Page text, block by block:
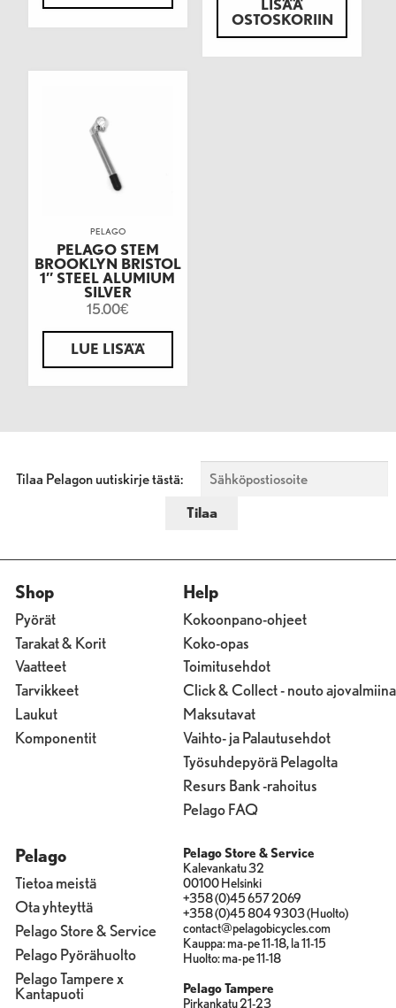
LISÄÄ
OSTOSKORIIN
PELAGO
PELAGO STEM
BROOKLYN BRISTOL
1″ STEEL ALUMIUM
SILVER
15.00€
LUE LISÄÄ
Tilaa Pelagon uutiskirje tästä:
Shop
Pyörät
Tarakat & Korit
Vaatteet
Tarvikkeet
Laukut
Komponentit
Help
Kokoonpano-ohjeet
Koko-opas
Toimitusehdot
Click & Collect - nouto ajovalmiina
Maksutavat
Vaihto- ja Palautusehdot
Työsuhdepyörä Pelagolta
Resurs Bank -rahoitus
Pelago FAQ
Pelago
Tietoa meistä
Ota yhteyttä
Pelago Store & Service
Pelago Pyörähuolto
Pelago Tampere x
Kantapuoti
Pelago Store & Service
Kalevankatu 32
00100 Helsinki
+358 (0)45 657 2069
+358 (0)45 804 9303 (Huolto)
contact@pelagobicycles.com
Kauppa: ma-pe 11-18, la 11-15
Huolto: ma-pe 11-18
Pelago Tampere
Pirkankatu 21-23